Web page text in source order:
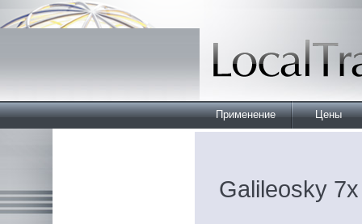
Применение Цены
Galileosky 7x